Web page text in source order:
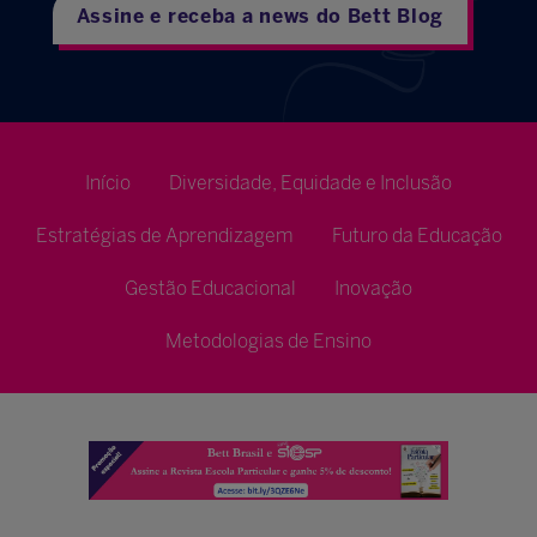
Assine e receba a news do Bett Blog
Início Diversidade, Equidade e Inclusão
Estratégias de Aprendizagem Futuro da Educação
Gestão Educacional Inovação
Metodologias de Ensino